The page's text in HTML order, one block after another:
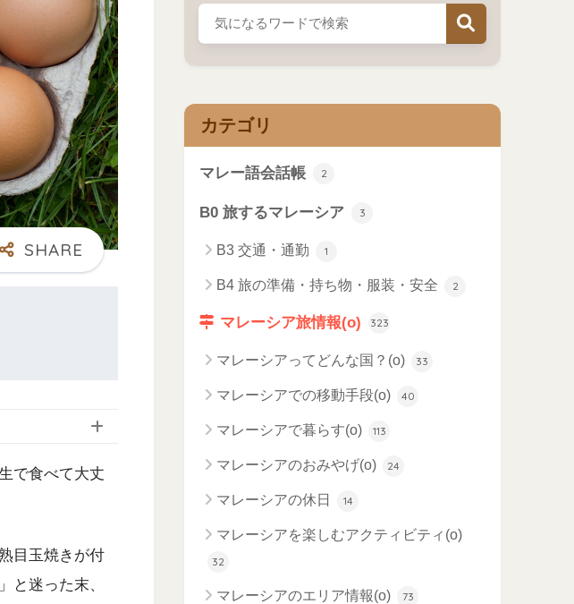
で食べて大丈
目玉焼きが付
と迷った末、
カテゴリ
マレー語会話帳 2
B0 旅するマレーシア 3
B3 交通・通勤 1
B4 旅の準備・持ち物・服装・安全 2
マレーシア旅情報(o) 323
マレーシアってどんな国？(o) 33
マレーシアでの移動手段(o) 40
マレーシアで暮らす(o) 113
マレーシアのおみやげ(o) 24
マレーシアの休日 14
マレーシアを楽しむアクティビティ(o)
32
マレーシアのエリア情報(o) 73